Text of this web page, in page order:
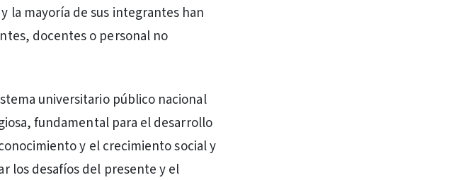
la mayoría de sus integrantes han
docentes o personal no
universitario público nacional
fundamental para el desarrollo
y el crecimiento social y
los desafíos del presente y el